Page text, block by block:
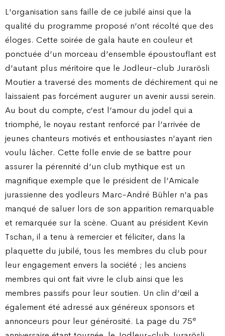
L’organisation sans faille de ce jubilé ainsi que la
qualité du programme proposé n’ont récolté que des
éloges. Cette soirée de gala haute en couleur et
ponctuée d’un morceau d’ensemble époustouflant est
d’autant plus méritoire que le Jodleur-club Jurarösli
Moutier a traversé des moments de déchirement qui ne
laissaient pas forcément augurer un avenir aussi serein.
Au bout du compte, c’est l’amour du jodel qui a
triomphé, le noyau restant renforcé par l’arrivée de
jeunes chanteurs motivés et enthousiastes n’ayant rien
voulu lâcher. Cette folle envie de se battre pour
assurer la pérennité d’un club mythique est un
magnifique exemple que le président de l’Amicale
jurassienne des yodleurs Marc-André Bühler n’a pas
manqué de saluer lors de son apparition remarquable
et remarquée sur la scène. Quant au président Kevin
Tschan, il a tenu à remercier et féliciter, dans la
plaquette du jubilé, tous les membres du club pour
leur engagement envers la société ; les anciens
membres qui ont fait vivre le club ainsi que les
membres passifs pour leur soutien. Un clin d’œil a
également été adressé aux généreux sponsors et
annonceurs pour leur générosité. La page du 75e